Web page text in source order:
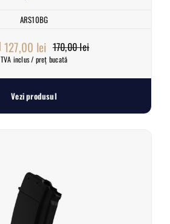
ARS10BG
170,00leiPrețul
127,00 lei
Prețul
TVA inclus / preț bucată
Vezi produsul